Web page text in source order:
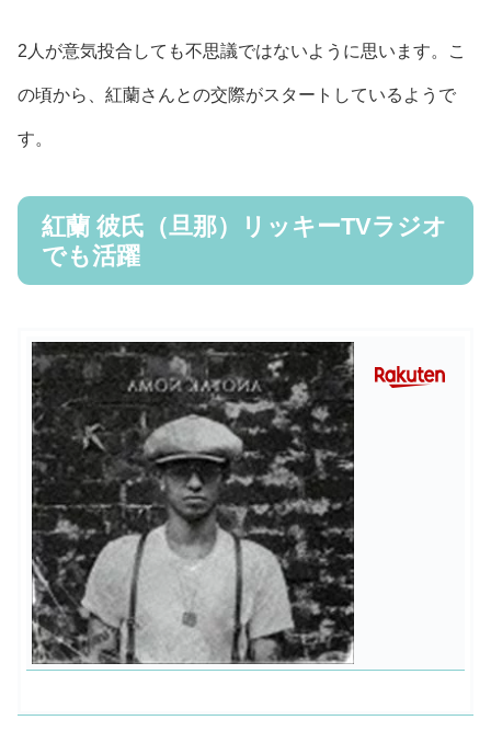
2人が意気投合しても不思議ではないように思います。こ
の頃から、紅蘭さんとの交際がスタートしているようで
す。
紅蘭 彼氏（旦那）リッキーTVラジオ
でも活躍